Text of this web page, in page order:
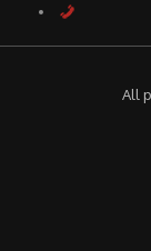
All